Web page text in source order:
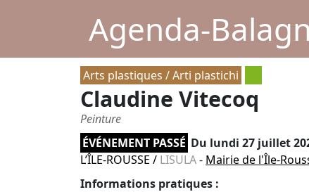
Agenda-
Arts plastiques / Arti plastichi
Claudine Vitecoq
Peinture
ÉVÉNEMENT PASSÉ Du lundi 27 juillet
L’ÎLE-ROUSSE / LISULA- Mairie de l'Île-
Informations pratiques :